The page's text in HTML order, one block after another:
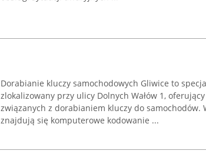
Dorabianie kluczy samochodowych Gliwice to
zlokalizowany przy ulicy Dolnych Wałów 1,
związanych z dorabianiem kluczy do samochodów.
znajdują się komputerowe kodowanie ...